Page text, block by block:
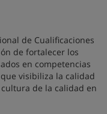
de Cualificaciones
de fortalecer los
en competencias
visibiliza la calidad
de la calidad en